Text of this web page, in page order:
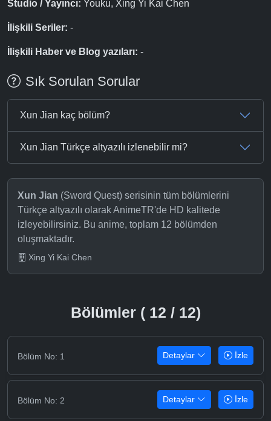
Studio / Yayıncı: Youku, Xing Yi Kai Chen
İlişkili Seriler: -
İlişkili Haber ve Blog yazıları: -
Sık Sorulan Sorular
Xun Jian kaç bölüm?
Xun Jian Türkçe altyazılı izlenebilir mi?
Xun Jian (Sword Quest) serisinin tüm bölümlerini
Türkçe altyazılı olarak AnimeTR'de HD kalitede
izleyebilirsiniz. Bu anime, toplam 12 bölümden
oluşmaktadır.
Xing Yi Kai Chen
Bölümler ( 12 / 12)
Bölüm No: 1 Detaylar İzle
Bölüm No: 2 Detaylar İzle